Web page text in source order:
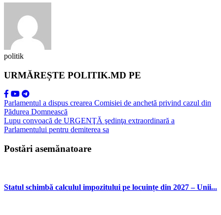
politik
URMĂREȘTE POLITIK.MD PE
Parlamentul a dispus crearea Comisiei de anchetă privind cazul din
Pădurea Domnească
Lupu convoacă de URGENŢĂ şedinţa extraordinară a
Parlamentului pentru demiterea sa
Postări asemănatoare
Statul schimbă calculul impozitului pe locuințe din 2027 – Unii...